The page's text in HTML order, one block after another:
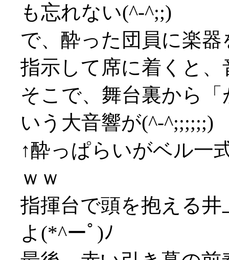
も忘れない(^-^;;)
で、酔った団員に楽
指示して席に着くと
そこで、舞台裏から
いう大音響が(^-^;;;;;;)
↑酔っぱらいがベル一
ｗｗ
指揮台で頭を抱える
よ(*^ーﾟ)ﾉ